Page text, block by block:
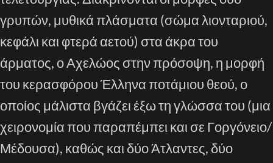
γρυπών, μυθικά πλάσματα (σώμα λιονταριού,
κεφάλι και φτερά αετού) στα άκρα του
άρματος, ο Αχελώος στην πρόσοψη, η μορφή
του κερασφόρου Έλληνα ποτάμιου θεού, ο
οποίος μάλιστα βγάζει έξω τη γλώσσα του (μια
χειρονομία που παραπέμπει και σε Γοργόνειο/
Μέδουσα), καθώς και δύο Άτλαντες, δύο